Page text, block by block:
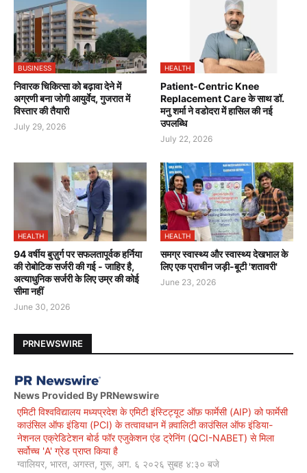
BUSINESS
निवारक चिकित्सा को बढ़ावा देने में
अग्रणी बना जोगी आयुर्वेद, गुजरात में
विस्तार की तैयारी
July 29, 2026
HEALTH
Patient-Centric Knee
Replacement Care के साथ डॉ.
मनु शर्मा ने वडोदरा में हासिल की नई
उपलब्धि
July 22, 2026
HEALTH
94 वर्षीय बुज़ुर्ग पर सफलतापूर्वक हर्निया
की रोबोटिक सर्जरी की गई - जाहिर है,
अत्याधुनिक सर्जरी के लिए उम्र की कोई
सीमा नहीं
June 30, 2026
HEALTH
समग्र स्वास्थ्य और स्वास्थ्य देखभाल के
लिए एक प्राचीन जड़ी-बूटी 'शतावरी'
June 23, 2026
PRNEWSWIRE
News Provided By PRNewswire
एमिटी विश्वविद्यालय मध्यप्रदेश के एमिटी इंस्टिट्यूट ऑफ़ फार्मेसी (AIP) को फार्मेसी
काउंसिल ऑफ इंडिया (PCI) के तत्वावधान में क़्वालिटी काउंसिल ऑफ इंडिया-
नेशनल एक्रेडिटेशन बोर्ड फॉर एजुकेशन एंड ट्रेनिंग (QCI-NABET) से मिला
सर्वोच्च 'A' ग्रेड प्राप्त किया है
ग्वालियर, भारत, अगस्त, गुरू, अग. ६ २०२६ सुबह ४:३० बजे